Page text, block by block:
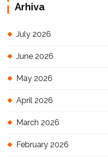
Arhiva
July 2026
June 2026
May 2026
April 2026
March 2026
February 2026